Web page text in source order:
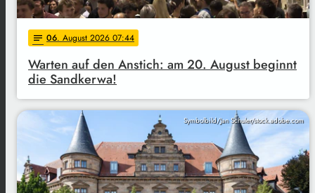
notes 06. August 2026 07:44
Warten auf den Anstich: am 20. August beginnt
die Sandkerwa!
Symbolbild/Jan Schuler/stock.adobe.com